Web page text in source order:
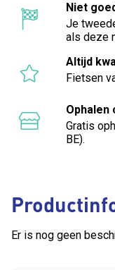
Er is nog geen
Niet
Je
als deze
Altijd
Fietsen
Gratis
BE).